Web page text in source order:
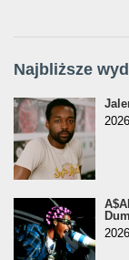
Najbliższe